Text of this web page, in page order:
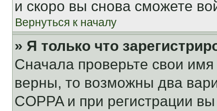
и скоро вы снова сможете
Вернуться к началу
» Я только что
Сначала проверьте свои
верны, то возможны два
COPPA и при регистрации